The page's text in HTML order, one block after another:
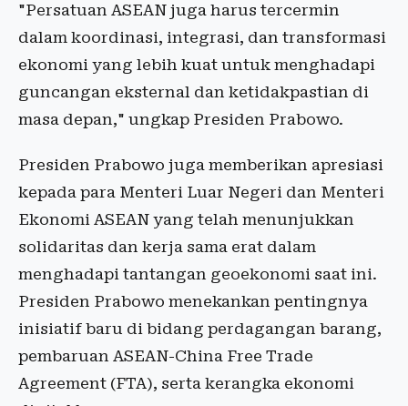
"Persatuan ASEAN juga harus tercermin
dalam koordinasi, integrasi, dan transformasi
ekonomi yang lebih kuat untuk menghadapi
guncangan eksternal dan ketidakpastian di
masa depan," ungkap Presiden Prabowo.
Presiden Prabowo juga memberikan apresiasi
kepada para Menteri Luar Negeri dan Menteri
Ekonomi ASEAN yang telah menunjukkan
solidaritas dan kerja sama erat dalam
menghadapi tantangan geoekonomi saat ini.
Presiden Prabowo menekankan pentingnya
inisiatif baru di bidang perdagangan barang,
pembaruan ASEAN-China Free Trade
Agreement (FTA), serta kerangka ekonomi